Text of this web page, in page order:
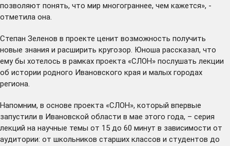
позволяют понять, что мир многограннее, чем кажется», -
отметила она.
Степан Зеленов в проекте ценит возможность получить
новые знания и расширить кругозор. Юноша рассказал, что
ему бы хотелось в рамках проекта «СЛОН» послушать лекции
об истории родного Ивановского края и малых городах
региона.
Напомним, в основе проекта «СЛОН», который впервые
запустили в Ивановской области в мае этого года, – серия
лекций на научные темы от 15 до 60 минут в зависимости от
аудитории: от школьников старших классов и студентов до